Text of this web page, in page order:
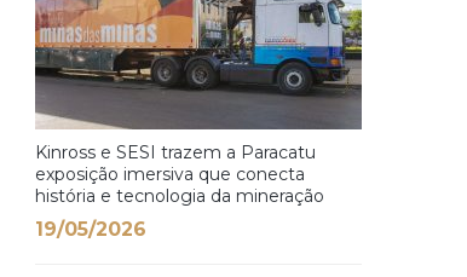
Kinross e SESI trazem a Paracatu
exposição imersiva que conecta
história e tecnologia da mineração
19/05/2026